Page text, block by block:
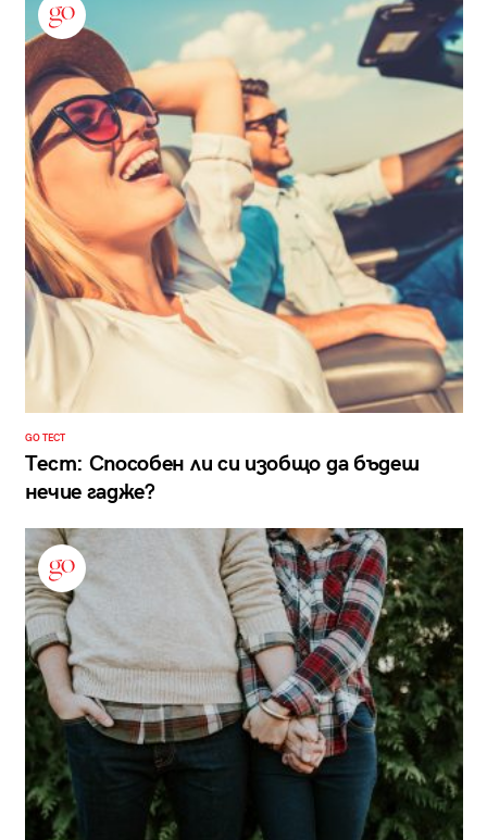
GO ТЕСТ
Тест: Способен ли си изобщо да бъдеш
нечие гадже?